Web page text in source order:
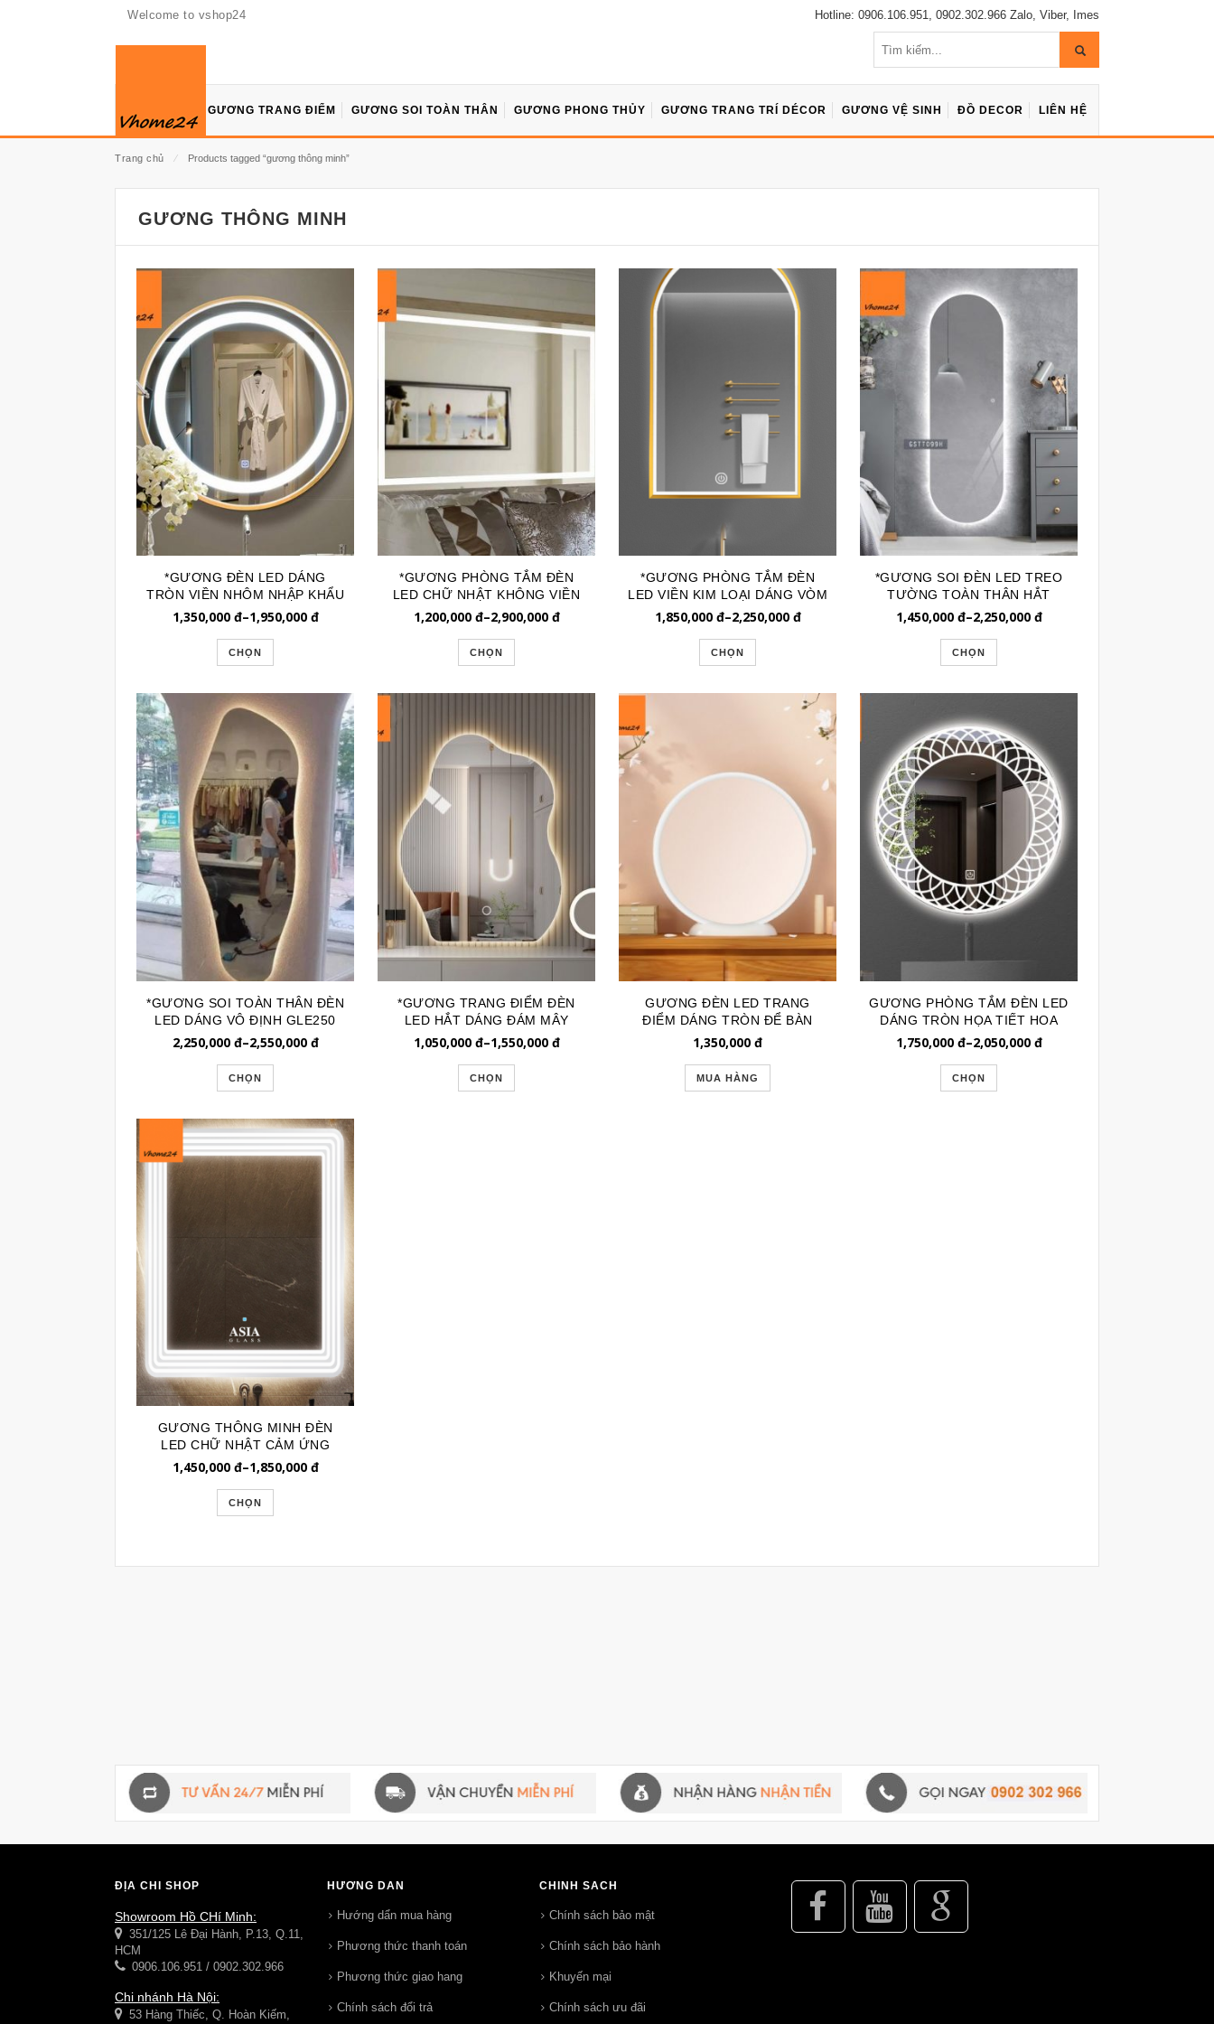
Welcome to vshop24 Hotline: 0906.106.951, 0902.302.966 Zalo, Viber, Imes
GƯƠNG TRANG ĐIỂM GƯƠNG SOI TOÀN THÂN GƯƠNG PHONG THỦY GƯƠNG TRANG TRÍ DÉCOR GƯƠNG VỆ SINH ĐỒ DECOR LIÊN HỆ
Trang chủ ⁄ Products tagged “gương thông minh”
GƯƠNG THÔNG MINH
*GƯƠNG ĐÈN LED DÁNG
TRÒN VIỀN NHÔM NHẬP KHẨU
GLE102N
1,350,000đ–1,950,000đ
CHỌN
*GƯƠNG PHÒNG TẮM ĐÈN
LED CHỮ NHẬT KHÔNG VIỀN
GLE104
1,200,000đ–2,900,000đ
CHỌN
*GƯƠNG PHÒNG TẮM ĐÈN
LED VIỀN KIM LOẠI DÁNG VÒM
GLE240NB
1,850,000đ–2,250,000đ
CHỌN
*GƯƠNG SOI ĐÈN LED TREO
TƯỜNG TOÀN THÂN HẮT
DÁNG CON NHỘNG GSTT099H
1,450,000đ–2,250,000đ
CHỌN
*GƯƠNG SOI TOÀN THÂN ĐÈN
LED DÁNG VÔ ĐỊNH GLE250
2,250,000đ–2,550,000đ
CHỌN
*GƯƠNG TRANG ĐIỂM ĐÈN
LED HẮT DÁNG ĐÁM MÂY
GLE250MH
1,050,000đ–1,550,000đ
CHỌN
GƯƠNG ĐÈN LED TRANG
ĐIỂM DÁNG TRÒN ĐỂ BÀN
DẠNG CẮM GLE355
1,350,000 đ
MUA HÀNG
GƯƠNG PHÒNG TẮM ĐÈN LED
DÁNG TRÒN HỌA TIẾT HOA
CÚC GLE102X
1,750,000đ–2,050,000đ
CHỌN
GƯƠNG THÔNG MINH ĐÈN
LED CHỮ NHẬT CẢM ỨNG
GLE2040
1,450,000đ–1,850,000đ
CHỌN
ĐỊA CHỈ SHOP
Showroom Hồ CHí Minh:
351/125 Lê Đại Hành, P.13, Q.11,
HCM
0906.106.951 / 0902.302.966
Chi nhánh Hà Nội:
53 Hàng Thiếc, Q. Hoàn Kiếm,
HƯỚNG DẪN
Hướng dẩn mua hàng
Phương thức thanh toán
Phương thức giao hang
Chính sách đổi trả
CHÍNH SÁCH
Chính sách bảo mật
Chính sách bảo hành
Khuyến mại
Chính sách ưu đãi